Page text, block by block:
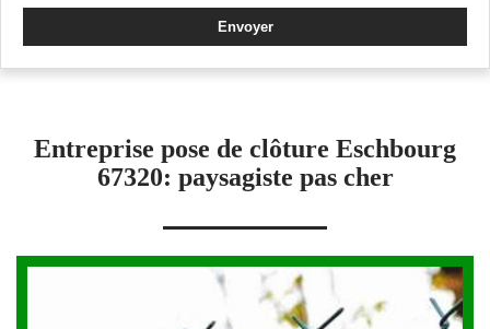
Entreprise pose de clôture Eschbourg
67320: paysagiste pas cher